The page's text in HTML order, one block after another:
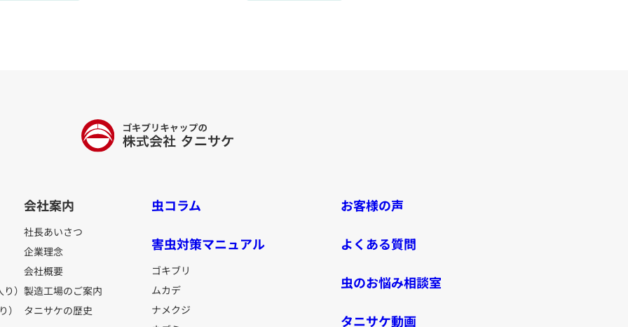
）
）
会社案内
社長あいさつ
企業理念
会社概要
製造工場のご案内
タニサケの歴史
虫コラム
害虫対策マニュアル
ゴキブリ
ムカデ
ナメクジ
お客様の声
よくある質問
虫のお悩み相談室
タニサケ動画